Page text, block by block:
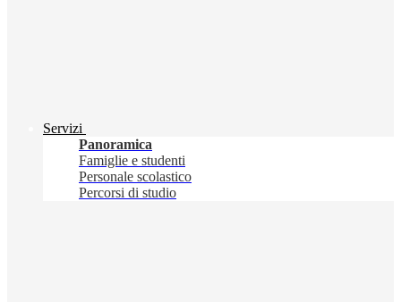
Servizi
Panoramica
Famiglie e studenti
Personale scolastico
Percorsi di studio